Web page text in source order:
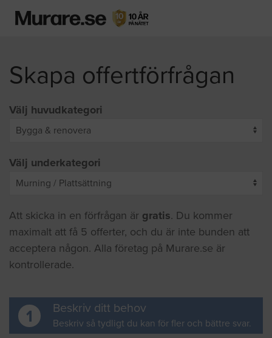
Skapa offertförfrågan
Välj huvudkategori
Välj underkategori
Att skicka in en förfrågan är gratis. Du kommer
maximalt att få 5 offerter, och du är inte bunden att
acceptera någon. Alla företag på Murare.se är
kontrollerade.
1 Beskriv ditt behov
Beskriv så tydligt du kan för fler och bättre svar.